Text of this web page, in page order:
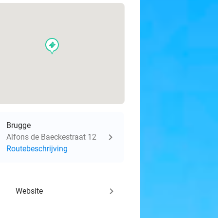
events
Brugge
Alfons de Baeckestraat 12
Routebeschrijving
Website keyboard_arrow_right